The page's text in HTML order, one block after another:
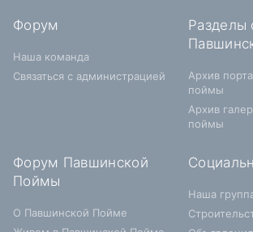
Форум
Наша команда
Связаться с администрацией
Разделы
Архив
поймы
Архив
поймы
Форум Павшинской
Поймы
О Павшинской Пойме
Наша